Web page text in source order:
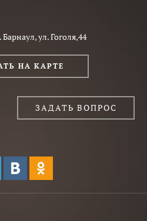
Барнаул, ул. Гоголя,44
НА КАРТЕ
ЗАДАТЬ ВОПРОС